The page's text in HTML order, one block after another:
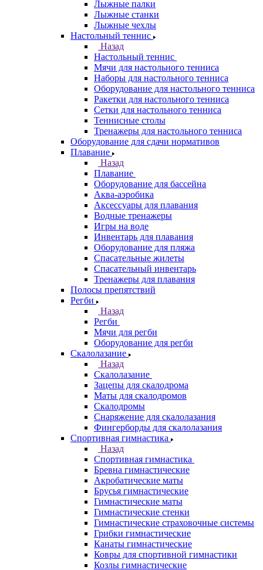
Лыжные палки
Лыжные станки
Лыжные чехлы
Настольный теннис
Назад
Настольный теннис
Мячи для настольного тенниса
Наборы для настольного тенниса
Оборудование для настольного тенниса
Ракетки для настольного тенниса
Сетки для настольного тенниса
Теннисные столы
Тренажеры для настольного тенниса
Оборудование для сдачи нормативов
Плавание
Назад
Плавание
Оборудование для бассейна
Аква-аэробика
Аксессуары для плавания
Водные тренажеры
Игры на воде
Инвентарь для плавания
Оборудование для пляжа
Спасательные жилеты
Спасательный инвентарь
Тренажеры для плавания
Полосы препятствий
Регби
Назад
Регби
Мячи для регби
Оборудование для регби
Скалолазание
Назад
Скалолазание
Зацепы для скалодрома
Маты для скалодромов
Скалодромы
Снаряжение для скалолазания
Фингерборды для скалолазания
Спортивная гимнастика
Назад
Спортивная гимнастика
Бревна гимнастические
Акробатические маты
Брусья гимнастические
Гимнастические маты
Гимнастические стенки
Гимнастические страховочные системы
Грибки гимнастические
Канаты гимнастические
Ковры для спортивной гимнастики
Козлы гимнастические